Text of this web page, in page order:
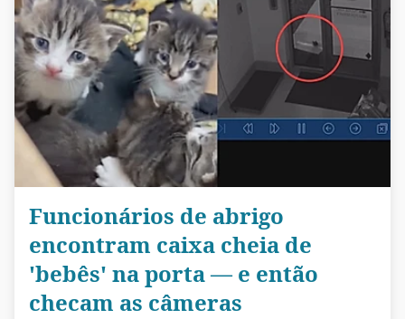
Funcionários de abrigo
encontram caixa cheia de
'bebês' na porta — e então
checam as câmeras